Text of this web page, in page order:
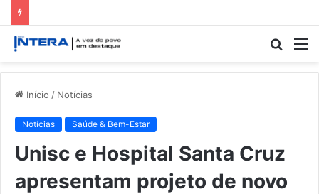
Início / Notícias
Notícias Saúde & Bem-Estar
Unisc e Hospital Santa Cruz
apresentam projeto de novo